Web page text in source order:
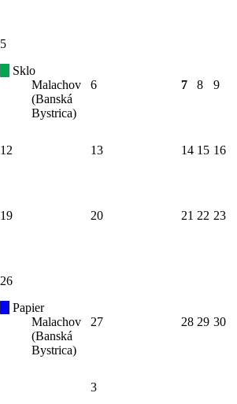
5
Sklo
Malachov
(Banská
Bystrica)
6 7 8 9
12 13 14 15 16
19 20 21 22 23
26
Papier
Malachov
(Banská
Bystrica)
27 28 29 30
3